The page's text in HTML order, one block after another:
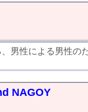
男性による男性の
NAGOY